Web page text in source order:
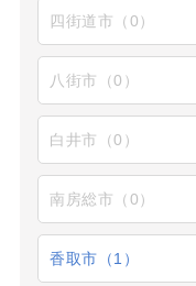
四街道市（0）
八街市（0）
白井市（0）
南房総市（0）
香取市（1）